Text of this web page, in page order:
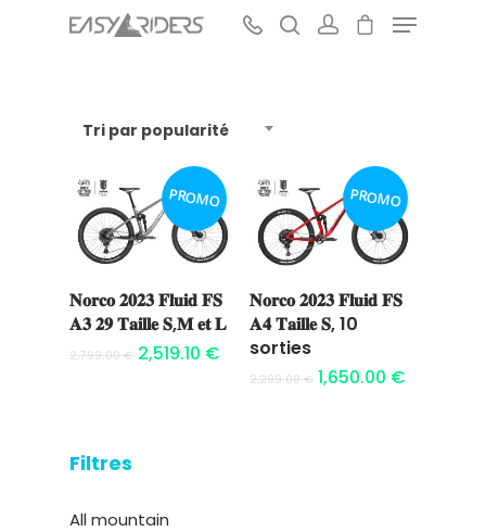
Hit enter to search or ESC to close
Tri par popularité
Filtres
All mountain
PROMO
Ajouter au
panier
𝐍𝐨𝐫𝐜𝐨 𝟐𝟎𝟐𝟑 𝐅𝐥𝐮𝐢𝐝 𝐅𝐒
𝐀𝟑 𝟐𝟗 𝐓𝐚𝐢𝐥𝐥𝐞 𝐒,𝐌 𝐞𝐭 𝐋
2,799.00€ 2,519.10 €
PROMO
Ajouter au
panier
𝐍𝐨𝐫𝐜𝐨 𝟐𝟎𝟐𝟑 𝐅𝐥𝐮𝐢𝐝 𝐅𝐒
𝐀𝟒 𝐓𝐚𝐢𝐥𝐥𝐞 𝐒, 10
sorties
2,299.00€ 1,650.00 €